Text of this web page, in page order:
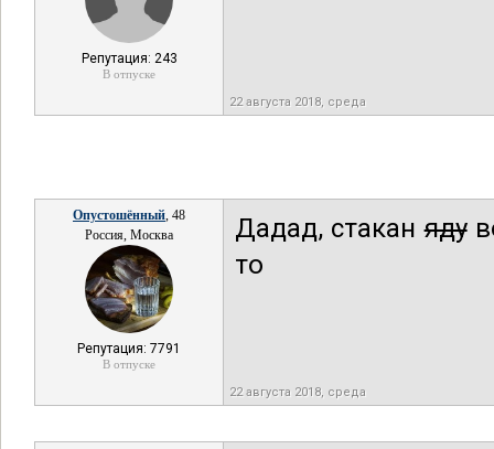
Репутация: 243
В отпуске
22 августа 2018, среда
Опустошённый, 48
Россия, Москва
Репутация: 7791
В отпуске
Дадад, стаканяду
то
22 августа 2018, среда